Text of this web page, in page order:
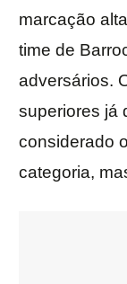
marcação
time de
adversários.
superiores já
considerado
categoria,